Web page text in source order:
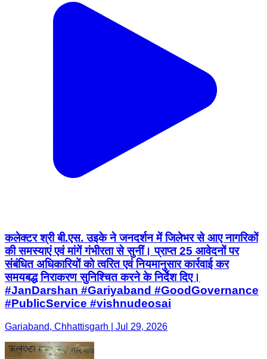
कलेक्टर श्री बी.एस. उइके ने जनदर्शन में जिलेभर से आए नागरिकों
की समस्याएं एवं मांगें गंभीरता से सुनीं। प्राप्त 25 आवेदनों पर
संबंधित अधिकारियों को त्वरित एवं नियमानुसार कार्रवाई कर
समयबद्ध निराकरण सुनिश्चित करने के निर्देश दिए।
#JanDarshan #Gariyaband #GoodGovernance
#PublicService #vishnudeosai
Gariaband, Chhattisgarh | Jul 29, 2026